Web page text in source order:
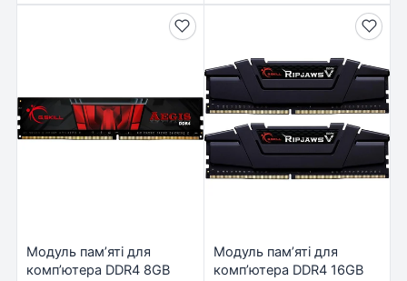
Модуль пам’яті для
комп’ютера DDR4 8GB
Модуль пам’яті для
комп’ютера DDR4 16GB